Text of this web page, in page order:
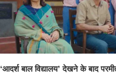
‘आदर्श बाल विद्यालय’ देखने के बाद